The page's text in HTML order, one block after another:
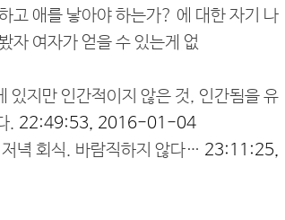
고 애를 낳아야 하는가? 에 대한 자기 나
자 여자가 얻을 수 있는게 없
있지만 인간적이지 않은 것, 인간됨을 유
. 22:49:53, 2016-01-04
녁 회식. 바람직하지 않다… 23:11:25,